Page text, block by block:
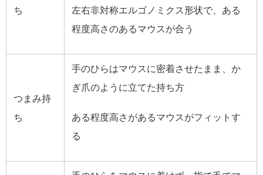
ち
左右非対称エルゴノミクス形状で、ある
程度高さのあるマウスが合う
つまみ持
ち
手のひらはマウスに密着させたまま、か
ぎ爪のように立てた持ち方
ある程度高さがあるマウスがフィットす
る